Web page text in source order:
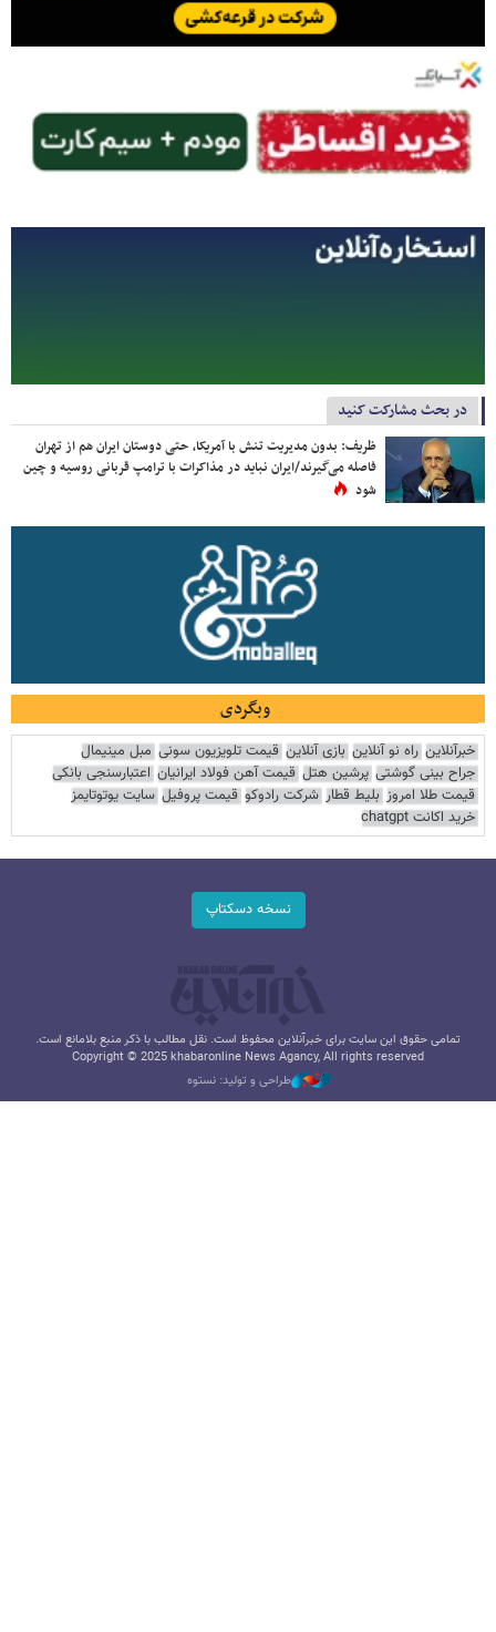
در بحث مشارکت کنید
ظریف: بدون مدیریت تنش با آمریکا، حتی دوستان ایران هم از تهران
فاصله می‌گیرند/ایران نباید در مذاکرات با ترامپ قربانی روسیه و چین
شود
وبگردی
خبرآنلاین راه نو آنلاین بازی آنلاین قیمت تلویزیون سونی مبل مینیمال
جراح بینی گوشتی پرشین هتل قیمت آهن فولاد ایرانیان اعتبارسنجی بانکی
قیمت طلا امروز بلیط قطار شرکت رادوکو قیمت پروفیل سایت یوتوتایمز
خرید اکانت chatgpt
نسخه دسکتاپ
تمامی حقوق این سایت برای خبرآنلاین محفوظ است. نقل مطالب با ذکر منبع بلامانع است.
Copyright © 2025 khabaronline News Agancy, All rights reserved
طراحی و تولید: نستوه